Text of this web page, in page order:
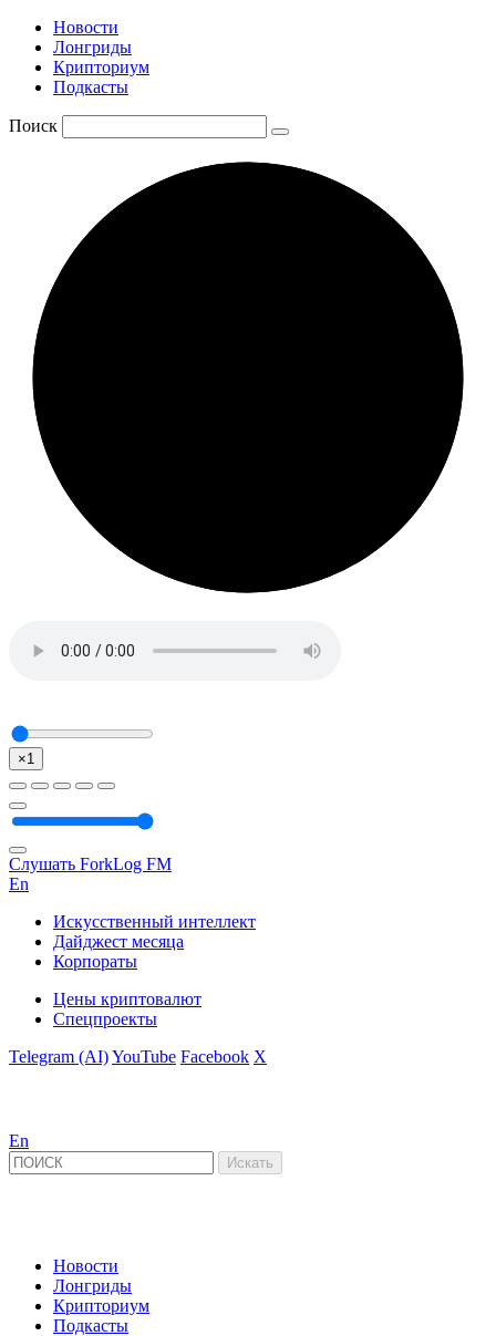
Новости
Лонгриды
Крипториум
Подкасты
Поиск
×1
Слушать ForkLog FM
En
Искусственный интеллект
Дайджест месяца
Корпораты
Цены криптовалют
Спецпроекты
Telegram (AI)YouTube Facebook X
En
Новости
Лонгриды
Крипториум
Подкасты